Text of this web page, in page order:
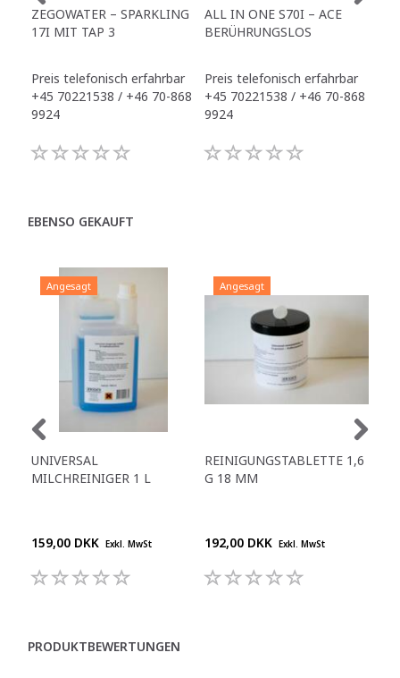
ZEGOWATER – SPARKLING
17I MIT TAP 3
Preis telefonisch erfahrbar
+45 70221538 / +46 70-868
9924
ALL IN ONE S70I – ACE
BERÜHRUNGSLOS
Preis telefonisch erfahrbar
+45 70221538 / +46 70-868
9924
EBENSO GEKAUFT
Angesagt
UNIVERSAL
MILCHREINIGER 1 L
159,00 DKK Exkl. MwSt
Angesagt
REINIGUNGSTABLETTE 1,6
G 18 MM
192,00 DKK Exkl. MwSt
PRODUKTBEWERTUNGEN